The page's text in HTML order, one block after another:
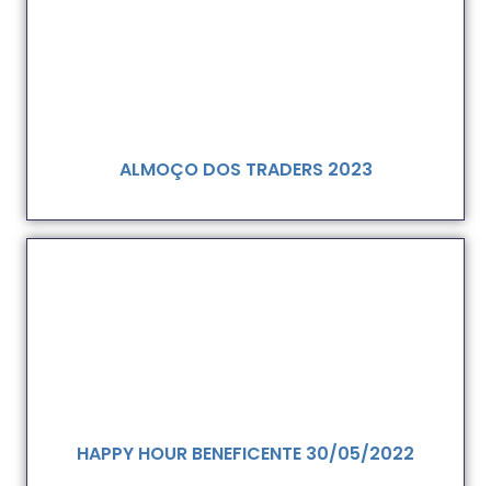
ALMOÇO DOS TRADERS 2023
HAPPY HOUR BENEFICENTE 30/05/2022